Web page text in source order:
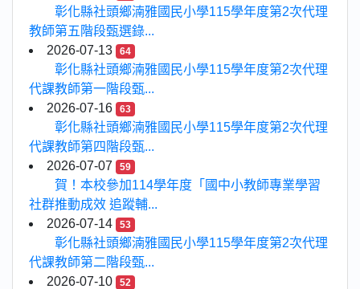
彰化縣社頭鄉湳雅國民小學115學年度第2次代理
教師第五階段甄選錄...
2026-07-13
64
彰化縣社頭鄉湳雅國民小學115學年度第2次代理
代課教師第一階段甄...
2026-07-16
63
彰化縣社頭鄉湳雅國民小學115學年度第2次代理
代課教師第四階段甄...
2026-07-07
59
賀！本校參加114學年度「國中小教師專業學習
社群推動成效 追蹤輔...
2026-07-14
53
彰化縣社頭鄉湳雅國民小學115學年度第2次代理
代課教師第二階段甄...
2026-07-10
52